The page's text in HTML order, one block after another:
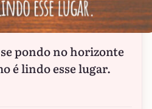
pondo no horizonte
é lindo esse lugar.